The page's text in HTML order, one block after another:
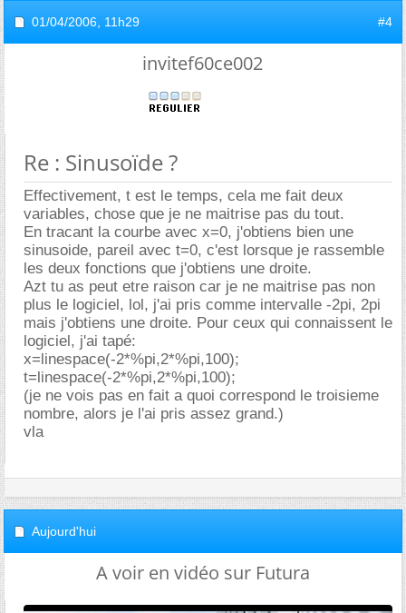
01/04/2006, 11h29 #4
invitef60ce002
Re : Sinusoïde ?
Effectivement, t est le temps, cela me fait deux
variables, chose que je ne maitrise pas du tout.
En tracant la courbe avec x=0, j'obtiens bien une
sinusoide, pareil avec t=0, c'est lorsque je rassemble
les deux fonctions que j'obtiens une droite.
Azt tu as peut etre raison car je ne maitrise pas non
plus le logiciel, lol, j'ai pris comme intervalle -2pi, 2pi
mais j'obtiens une droite. Pour ceux qui connaissent le
logiciel, j'ai tapé:
x=linespace(-2*%pi,2*%pi,100);
t=linespace(-2*%pi,2*%pi,100);
(je ne vois pas en fait a quoi correspond le troisieme
nombre, alors je l'ai pris assez grand.)
vla
Aujourd'hui
A voir en vidéo sur Futura